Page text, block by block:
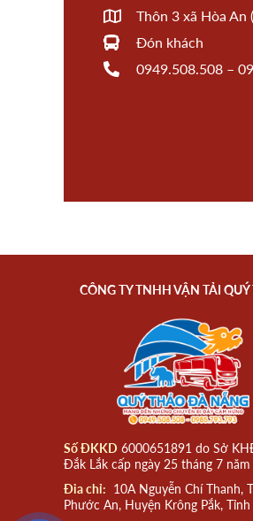
Thôn 3 xã Hòa An
Đón khách
0949.508.508 –
CÔNG TY TNHH VẬN TẢI
Số ĐKKD 6000651891 do Sở
Đắk Lắk cấp ngày 25 tháng 7
Đia chỉ: 10A Nguyễn Chí Thanh,
Phước An, Huyện Krông Pắk,